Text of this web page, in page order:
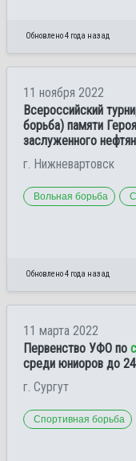
Обновлено 4 года назад
11 ноября 2022
Всероссийский
борьба) памяти
заслуженного
г. Нижневартовск
Вольная борьба
Обновлено 4 года назад
11 марта 2022
Первенство УФО по
среди юниоров до
г. Сургут
Спортивная борьба